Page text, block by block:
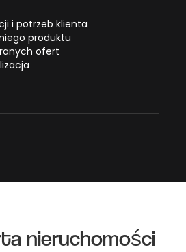
i potrzeb klienta
produktu
ofert
nieruchomości